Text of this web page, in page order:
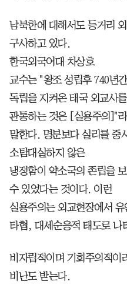
남북한에 대해서도 등거리
구사하고 있다.
한국외국어대 차상호
교수는 "왕조 성립후 740년간
독립을 지켜온 태국 외교사를
관통하는 것은 [실용주의]"
말한다. 명분보다 실리를 중
소탐대실하지 않은
냉정함이 약소국의 존립을
수 있었다는 것이다. 이런
실용주의는 외교현장에서 유
타협, 대세순응적 태도로 나
비자립적이며 기회주의적이
비난도 받는다.